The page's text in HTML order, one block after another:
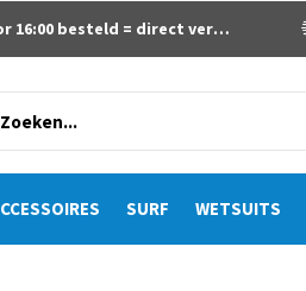
SURF WETSUITS
16:00 besteld = direct verzonden